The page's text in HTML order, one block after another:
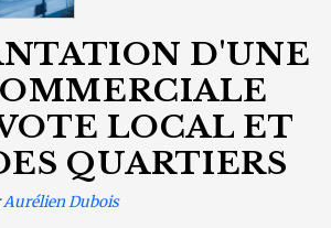
D'UNE
LOCAL ET
QUARTIERS
Aurélien Dubois